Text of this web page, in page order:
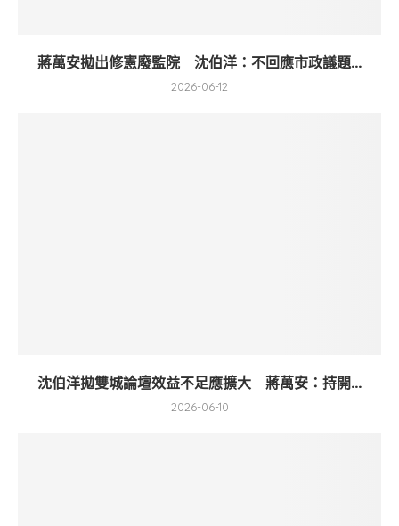
蔣萬安拋出修憲廢監院 沈伯洋：不回應市政議題...
2026-06-12
沈伯洋拋雙城論壇效益不足應擴大 蔣萬安：持開...
2026-06-10